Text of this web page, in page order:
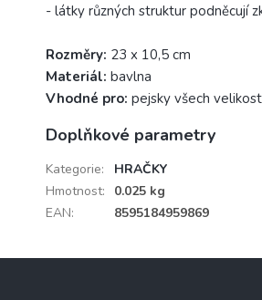
- látky různých struktur podněcují
Rozměry: 23 x 10,5 cm
Materiál: bavlna
Vhodné pro: pejsky všech
Doplňkové parametry
Kategorie:
HRAČKY
Hmotnost:
0.025 kg
EAN: 8595184959869